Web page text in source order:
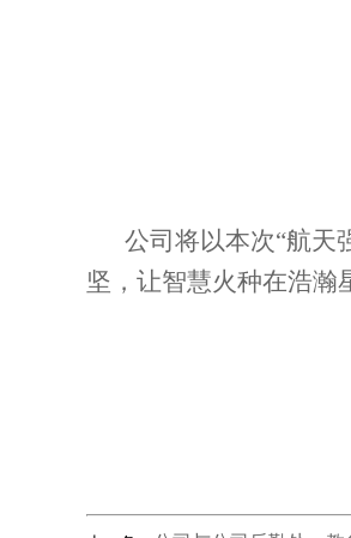
公司将以本次“航天
坚，让智慧火种在浩瀚